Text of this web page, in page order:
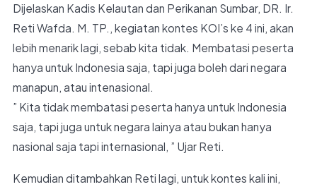
Dijelaskan Kadis Kelautan dan Perikanan Sumbar, DR. Ir.
Reti Wafda. M. TP., kegiatan kontes KOI’s ke 4 ini, akan
lebih menarik lagi, sebab kita tidak. Membatasi peserta
hanya untuk Indonesia saja, tapi juga boleh dari negara
manapun, atau intenasional.
” Kita tidak membatasi peserta hanya untuk Indonesia
saja, tapi juga untuk negara lainya atau bukan hanya
nasional saja tapi internasional, ” Ujar Reti.
Kemudian ditambahkan Reti lagi, untuk kontes kali ini,